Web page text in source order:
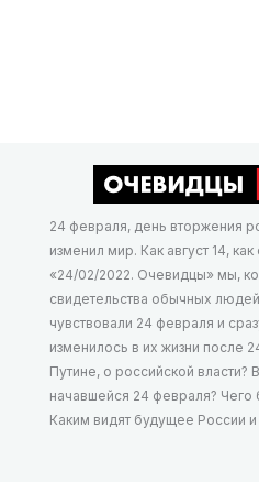
24 февраля, день вторжения
изменил мир. Как август 14,
«24/02/2022. Очевидцы» мы,
свидетельства обычных
чувствовали 24 февраля и
изменилось в их жизни после
Путине, о российской
начавшейся 24 февраля? Чего
Каким видят будущее России